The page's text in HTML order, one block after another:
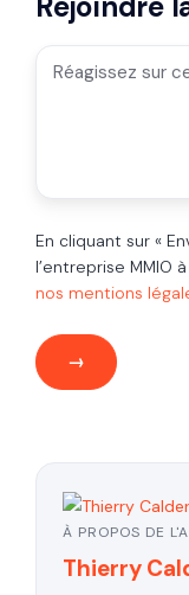
En cliquant sur «
l’entreprise MMIO
nos mentions
À PROPOS DE
Thierry